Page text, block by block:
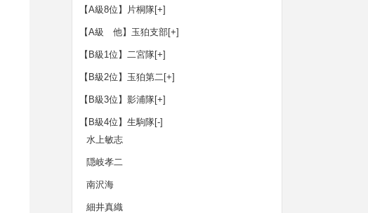
【A級8位】片桐隊[+]
【A級 他】玉狛支部[+]
【B級1位】二宮隊[+]
【B級2位】玉狛第二[+]
【B級3位】影浦隊[+]
【B級4位】生駒隊[-]
水上敏志
隠岐孝二
南沢海
細井真織